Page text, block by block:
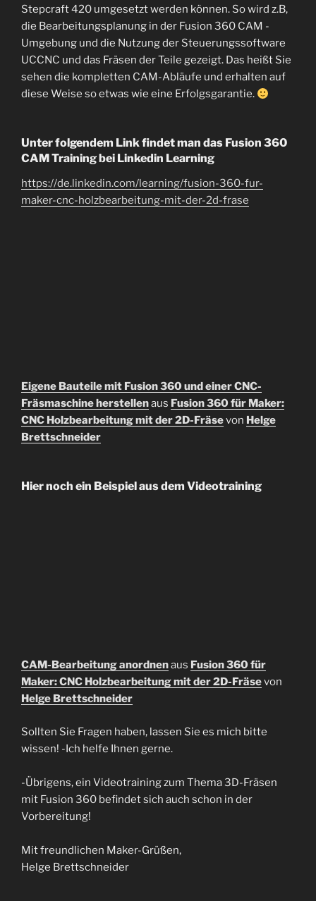
Stepcraft 420 umgesetzt werden können. So wird z.B,
die Bearbeitungsplanung in der Fusion 360 CAM -
Umgebung und die Nutzung der Steuerungssoftware
UCCNC und das Fräsen der Teile gezeigt. Das heißt Sie
sehen die kompletten CAM-Abläufe und erhalten auf
diese Weise so etwas wie eine Erfolgsgarantie.
Unter folgendem Link findet man das Fusion 360
CAM Training bei Linkedin Learning
https://de.linkedin.com/learning/fusion-360-fur-
maker-cnc-holzbearbeitung-mit-der-2d-frase
Eigene Bauteile mit Fusion 360 und einer CNC-
Fräsmaschine herstellenaus Fusion 360 für Maker:
CNC Holzbearbeitung mit der 2D-Fräsevon Helge
Brettschneider
Hier noch ein Beispiel aus dem Videotraining
CAM-Bearbeitung anordnenaus Fusion 360 für
Maker: CNC Holzbearbeitung mit der 2D-Fräsevon
Helge Brettschneider
Sollten Sie Fragen haben, lassen Sie es mich bitte
wissen! -Ich helfe Ihnen gerne.
-Übrigens, ein Videotraining zum Thema 3D-Fräsen
mit Fusion 360 befindet sich auch schon in der
Vorbereitung!
Mit freundlichen Maker-Grüßen,
Helge Brettschneider